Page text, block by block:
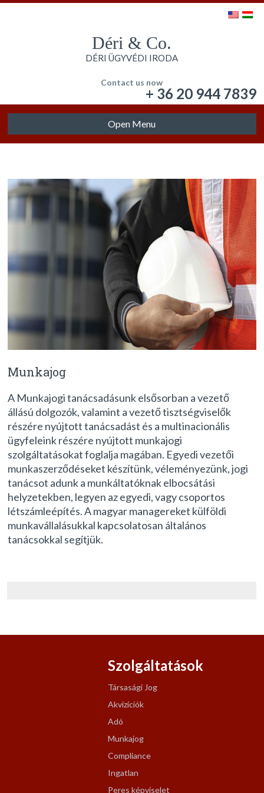
Déri & Co.
DÉRI ÜGYVÉDI IRODA
Contact us now
+ 36 20 944 7839
Open Menu
Munkajog
A Munkajogi tanácsadásunk elsősorban a vezető
állású dolgozók, valamint a vezető tisztségviselők
részére nyújtott tanácsadást és a multinacionális
ügyfeleink részére nyújtott munkajogi
szolgáltatásokat foglalja magában. Egyedi vezetői
munkaszerződéseket készítünk, véleményezünk, jogi
tanácsot adunk a munkáltatóknak elbocsátási
helyzetekben, legyen az egyedi, vagy csoportos
létszámleépítés. A magyar managereket külföldi
munkavállalásukkal kapcsolatosan általános
tanácsokkal segítjük.
Szolgáltatások
Társasági Jog
Akvizíciók
Adó
Munkajog
Compliance
Ingatlan
Peres képviselet